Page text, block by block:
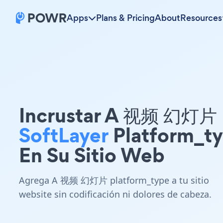
Apps Plans & PricingAboutResources
Incrustar A 视频 幻灯片
SoftLayer
En Su Sitio Web
Agrega A 视频 幻灯片 platform_type a tu sitio
website sin codificación ni dolores de cabeza.